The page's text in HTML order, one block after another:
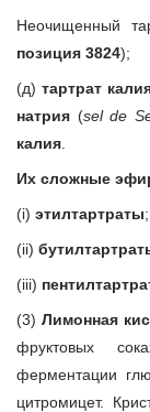
Неочищенный
позиция 3824);
(д)тартрат
натрия (sel de
калия
Их сложные
(i) этилтартраты;
(ii)
(iii)
(3) Лимонная
фруктовых
ферментации
цитромицет.